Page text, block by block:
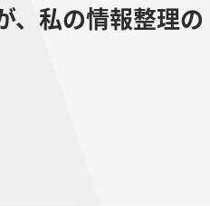
、私の情報整理の